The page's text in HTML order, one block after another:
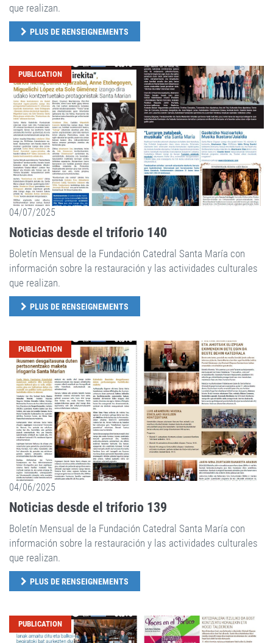
que realizan.
PLUS DE RENSEIGNEMENTS
PUBLICATION
04/07/2025
Noticias desde el triforio 140
Boletín Mensual de la Fundación Catedral Santa María con
información sobre la restauración y las actividades culturales
que realizan.
PLUS DE RENSEIGNEMENTS
PUBLICATION
04/06/2025
Noticias desde el triforio 139
Boletín Mensual de la Fundación Catedral Santa María con
información sobre la restauración y las actividades culturales
que realizan.
PLUS DE RENSEIGNEMENTS
PUBLICATION